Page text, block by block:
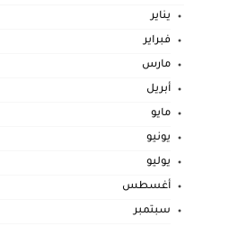
يناير
فبراير
مارس
أبريل
مايو
يونيو
يوليو
أغسطس
سبتمبر